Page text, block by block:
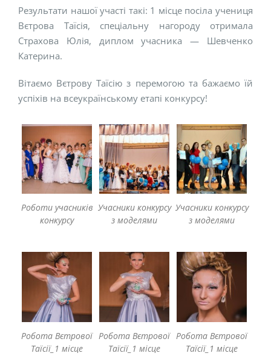
Результати нашої участі такі: 1 місце посіла учениця
Вєтрова Таїсія, спеціальну нагороду отримала
Страхова Юлія, диплом учасника — Шевченко
Катерина.
Вітаємо Вєтрову Таїсію з перемогою та бажаємо їй
успіхів на всеукраїнському етапі конкурсу!
Роботи учасників
конкурсу
Учасники конкурсу
з моделями
Учасники конкурсу
з моделями
Робота Вєтрової
Таїсії_1 місце
Робота Вєтрової
Таїсії_1 місце
Робота Вєтрової
Таїсії_1 місце